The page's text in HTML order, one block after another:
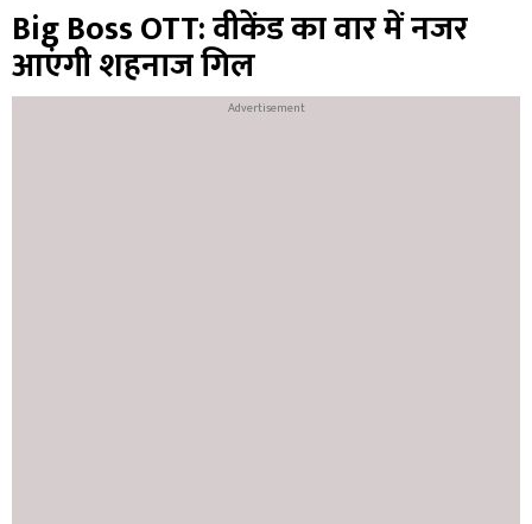
Big Boss OTT: वीकेंड का वार में नजर
आएंगी शहनाज गिल